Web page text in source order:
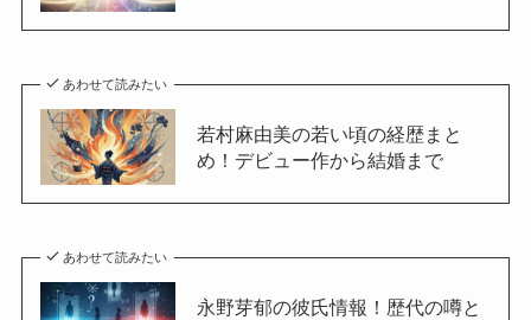
あわせて読みたい
若村麻由美の若い頃の経歴まと
め！デビュー作から結婚まで
あわせて読みたい
永野芽郁の彼氏情報！歴代の噂と